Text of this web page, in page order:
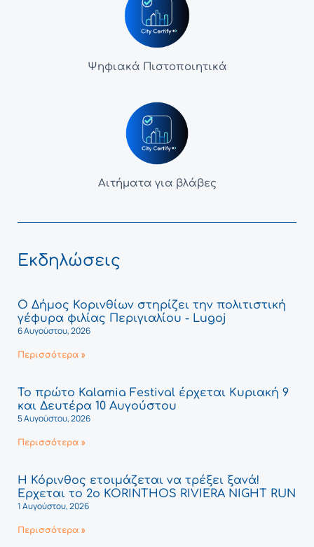
Ψηφιακά Πιστοποιητικά
Αιτήματα για βλάβες
Εκδηλώσεις
Ο Δήμος Κορινθίων στηρίζει την πολιτιστική
γέφυρα φιλίας Περιγιαλίου - Lugoj
6 Αυγούστου, 2026
Περισσότερα »
Το πρώτο Kalamia Festival έρχεται Κυριακή 9
και Δευτέρα 10 Αυγούστου
5 Αυγούστου, 2026
Περισσότερα »
Η Κόρινθος ετοιμάζεται να τρέξει ξανά!
Έρχεται το 2ο KORINTHOS RIVIERA NIGHT RUN
1 Αυγούστου, 2026
Περισσότερα »